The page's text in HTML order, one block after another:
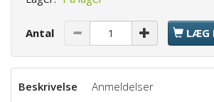
Antal LÆG
Beskrivelse Anmeldelser